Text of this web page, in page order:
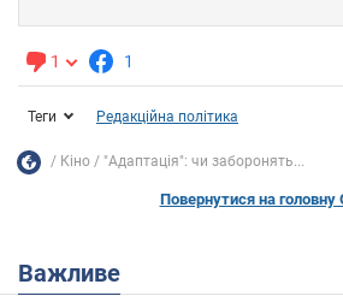
1 1
Теги Редакційна політика
Кіно "Адаптація": чи заборонять...
Повернутися на головну
Важливе